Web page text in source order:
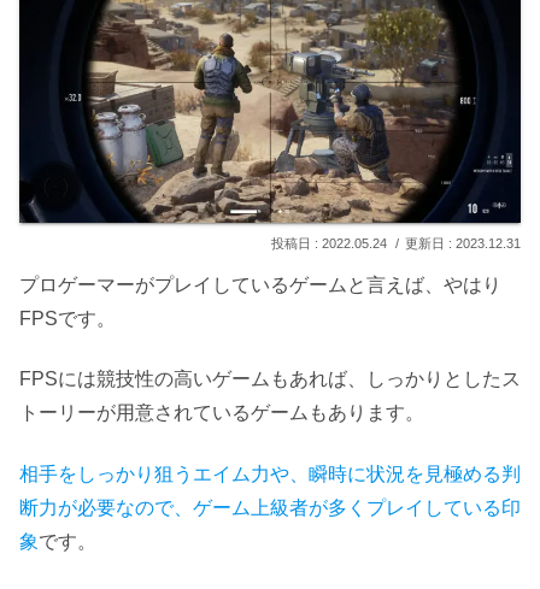
2022.05.24 2023.12.31
プロゲーマーがプレイしているゲームと言えば、やはり
FPSです。
FPSには競技性の高いゲームもあれば、しっかりとしたス
トーリーが用意されているゲームもあります。
相手をしっかり狙うエイム力や、瞬時に状況を見極める判
断力が必要なので、ゲーム上級者が多くプレイしている印
象です。